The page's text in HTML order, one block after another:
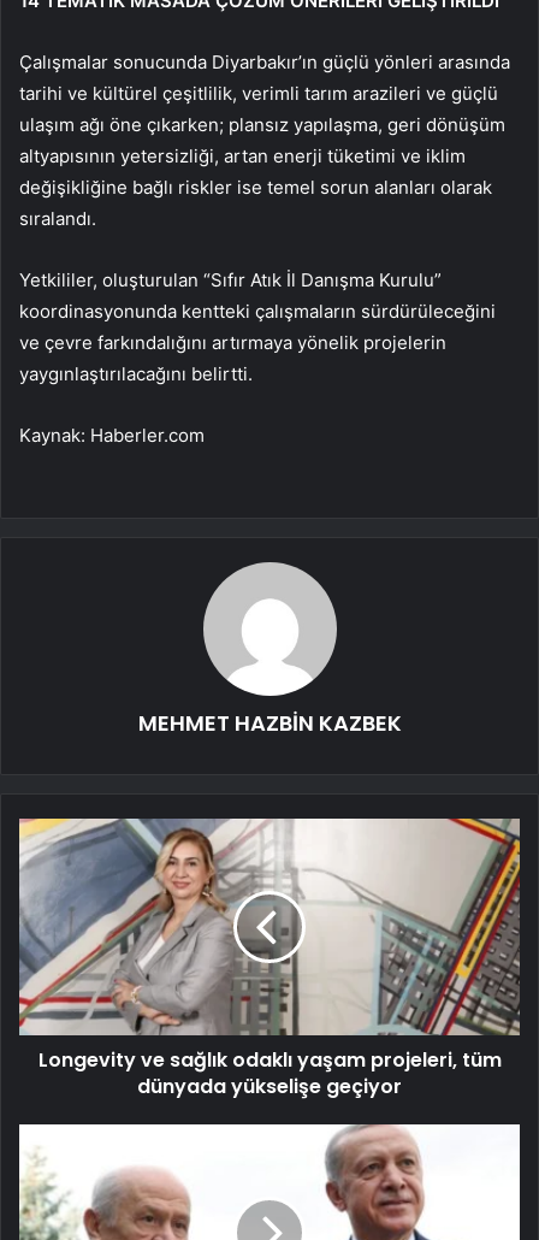
Çalışmalar sonucunda Diyarbakır’ın güçlü yönleri arasında
tarihi ve kültürel çeşitlilik, verimli tarım arazileri ve güçlü
ulaşım ağı öne çıkarken; plansız yapılaşma, geri dönüşüm
altyapısının yetersizliği, artan enerji tüketimi ve iklim
değişikliğine bağlı riskler ise temel sorun alanları olarak
sıralandı.
Yetkililer, oluşturulan “Sıfır Atık İl Danışma Kurulu”
koordinasyonunda kentteki çalışmaların sürdürüleceğini
ve çevre farkındalığını artırmaya yönelik projelerin
yaygınlaştırılacağını belirtti.
Kaynak: Haberler.com
MEHMET HAZBİN KAZBEK
Longevity ve sağlık odaklı yaşam projeleri, tüm
dünyada yükselişe geçiyor